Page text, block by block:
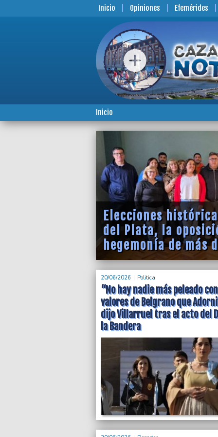
Inicio Opiniones Efemérides
Inicio
Elecciones
del Plata, la
hegemonía de más
Acción
200 certificados
laboral
20/06/2026 Politica
“No hay nadie más peleado
valores de Belgrano que
dijo Villarruel tras el acto del
la Bandera